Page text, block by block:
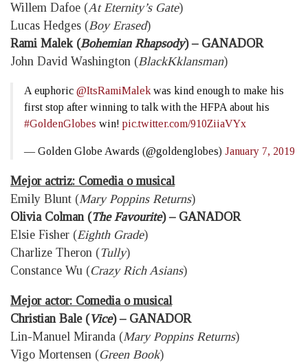
Willem Dafoe (At Eternity’s Gate)
Lucas Hedges (Boy Erased)
Rami Malek (Bohemian Rhapsody) – GANADOR
John David Washington (BlackKklansman)
A euphoric @ItsRamiMalek was kind enough to make his
first stop after winning to talk with the HFPA about his
#GoldenGlobes win! pic.twitter.com/910ZiiaVYx
— Golden Globe Awards (@goldenglobes) January 7, 2019
Mejor actriz: Comedia o musical
Emily Blunt (Mary Poppins Returns)
Olivia Colman (The Favourite) – GANADOR
Elsie Fisher (Eighth Grade)
Charlize Theron (Tully)
Constance Wu (Crazy Rich Asians)
Mejor actor: Comedia o musical
Christian Bale (Vice) – GANADOR
Lin-Manuel Miranda (Mary Poppins Returns)
Vigo Mortensen (Green Book)